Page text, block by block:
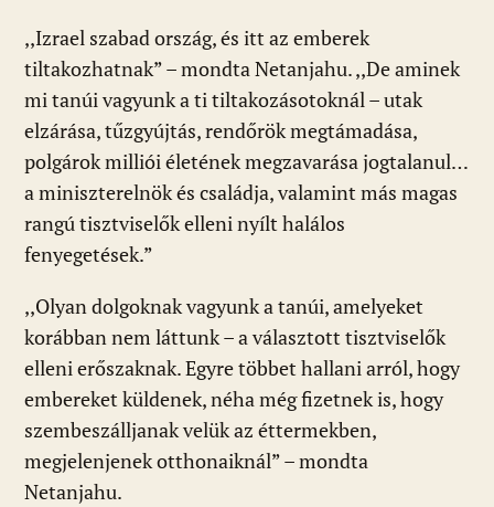
,,Izrael szabad ország, és itt az emberek
tiltakozhatnak” – mondta Netanjahu. ,,De aminek
mi tanúi vagyunk a ti tiltakozásotoknál – utak
elzárása, tűzgyújtás, rendőrök megtámadása,
polgárok milliói életének megzavarása jogtalanul…
a miniszterelnök és családja, valamint más magas
rangú tisztviselők elleni nyílt halálos
fenyegetések.”
,,Olyan dolgoknak vagyunk a tanúi, amelyeket
korábban nem láttunk – a választott tisztviselők
elleni erőszaknak. Egyre többet hallani arról, hogy
embereket küldenek, néha még fizetnek is, hogy
szembeszálljanak velük az éttermekben,
megjelenjenek otthonaiknál” – mondta
Netanjahu.